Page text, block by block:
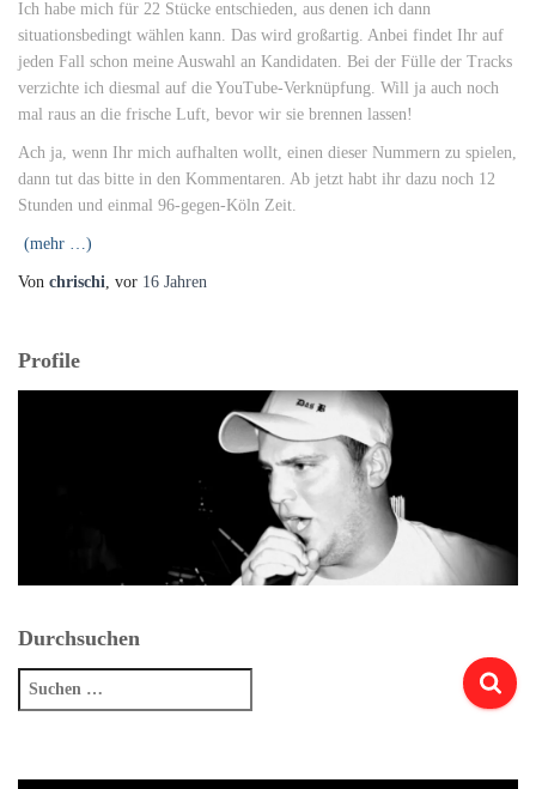
Ich habe mich für 22 Stücke entschieden, aus denen ich dann
situationsbedingt wählen kann. Das wird großartig. Anbei findet Ihr auf
jeden Fall schon meine Auswahl an Kandidaten. Bei der Fülle der Tracks
verzichte ich diesmal auf die YouTube-Verknüpfung. Will ja auch noch
mal raus an die frische Luft, bevor wir sie brennen lassen!
Ach ja, wenn Ihr mich aufhalten wollt, einen dieser Nummern zu spielen,
dann tut das bitte in den Kommentaren. Ab jetzt habt ihr dazu noch 12
Stunden und einmal 96-gegen-Köln Zeit.
(mehr …)
Von chrischi, vor 16 Jahren
Profile
Durchsuchen
Suchen
nach: